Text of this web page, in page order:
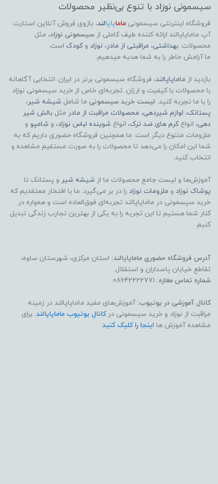
سیسمونی نوزاد با تنوع بی‌نظیر محصولات
فروشگاه اینترنتی سیسمونی ماماپاپالند، بازوی فروش آنلاین استارت
آپ ماماپاپالند ارائه کننده طیف کاملی از سیسمونی نوزاد، مثل
محصولات: بهداشتی، مراقبتی از مادر ، نوزاد وکودک است.
ما آرامش خاطر را به شما هدیه میدهیم.
بازدید از ماماپاپالند، فروشگاه سیسمونی برتر در ایران. انتخابی آگاهانه
با محصولات با کیفیت و ارزان. تجربه‌ای خاص از خرید سیسمونی نوزاد
را با ما تجربه کنید. لیست خرید سیسمونی ما شامل شیشه شیر ،
پستانک، لوازم شیردهی، محصولات مراقبت از مادر مثل بالش شیر
دهی، انواعکرم های ضد ترک، انواع شوینده لباس نوزاد، و شامپو و
ملزومات متنوع دیگر است. ما همچنین فروشگاه حضوری داریم که به
شما این امکان را می‌دهد تا محصولات را به صورت مستقیم مشاهده و
انتخاب کنید.
آموزش‌ها و لیست جامع محصولات ما از شیشه شیر و پستانک تا
پوشاک نوزاد و ملزومات نوزاد را در بر می‌گیرد. ما با افتخار معتقدیم که
خرید سیسمونی در ماماپاپالند تجربه‌ای فوق‌العاده است و همواره در
کنار شما هستیم تا این تجربه را به یکی از بهترین تجارب زندگی تبدیل
کنیم.
آدرس فروشگاه حضوری ماماپاپالند: استان مرکزی، شهرستان ساوه،
تقاطع خیابان پاسداران و استقلال.
شماره تماس مغازه:
کانال آموزشی در یوتیوب: آموزش‌های مفید ماماپاپالند در زمینه
مراقبت از نوزاد و خرید سیسمونی درکانال یوتیوب ماماپاپالند. برای
مشاهده آموزش ها اینجا را کلیک کنید.